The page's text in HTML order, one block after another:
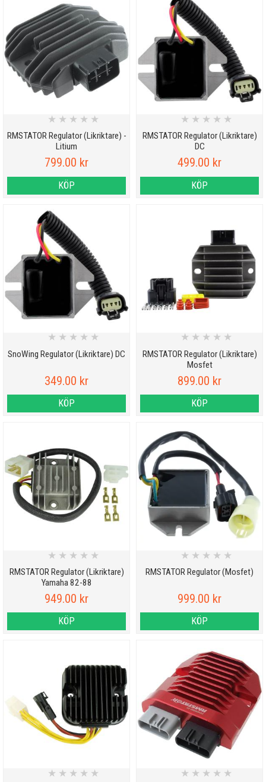
RMSTATOR Regulator (Likriktare) -
Litium
★ ★ ★ ★ ★
799.00 kr
KÖP
RMSTATOR Regulator (Likriktare)
DC
★ ★ ★ ★ ★
499.00 kr
KÖP
SnoWing Regulator (Likriktare) DC
★ ★ ★ ★ ★
349.00 kr
KÖP
RMSTATOR Regulator (Likriktare)
Mosfet
★ ★ ★ ★ ★
899.00 kr
KÖP
RMSTATOR Regulator (Likriktare)
Yamaha 82-88
★ ★ ★ ★ ★
949.00 kr
KÖP
RMSTATOR Regulator (Mosfet)
★ ★ ★ ★ ★
999.00 kr
KÖP
★ ★ ★ ★ ★ ★ ★ ★ ★ ★